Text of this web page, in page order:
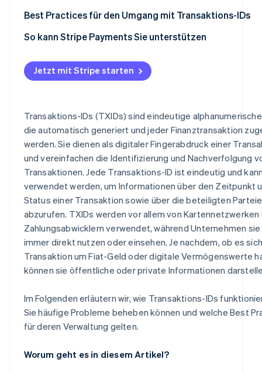
Sicherheitsrisiken
Maßnahmen zur Risikominderung
Best Practices für den Umgang mit Transaktions-IDs
Alle Transaktions-IDs in einem System nachverfolgen
Transaktions-IDs vor Manipulation und
Regelmäßige Audits durchführen, um Compliance-
Anforderungen zu erfüllen
Auf Skalierbarkeit und Leistungsoptimierung
So kann Stripe Payments Sie unterstützen
Jetzt mit Stripe starten
Transaktions-IDs (TXIDs) sind eindeutige
die automatisch generiert und jeder Finanztransaktion
werden. Sie dienen als digitaler Fingerabdruck einer
und vereinfachen die Identifizierung und Nachverfolgung
Transaktionen. Jede Transaktions-ID ist eindeutig und
verwendet werden, um Informationen über den Zeitpunkt
Status einer Transaktion sowie über die beteiligten
abzurufen. TXIDs werden vor allem von Kartennetzwerken
Zahlungsabwicklern verwendet, während Unternehmen
immer direkt nutzen oder einsehen. Je nachdem, ob es
Transaktion um Fiat-Geld oder digitale Vermögenswerte
können sie öffentliche oder private Informationen
Im Folgenden erläutern wir, wie Transaktions-IDs
Sie häufige Probleme beheben können und welche Best
für deren Verwaltung gelten.
Worum geht es in diesem Artikel?